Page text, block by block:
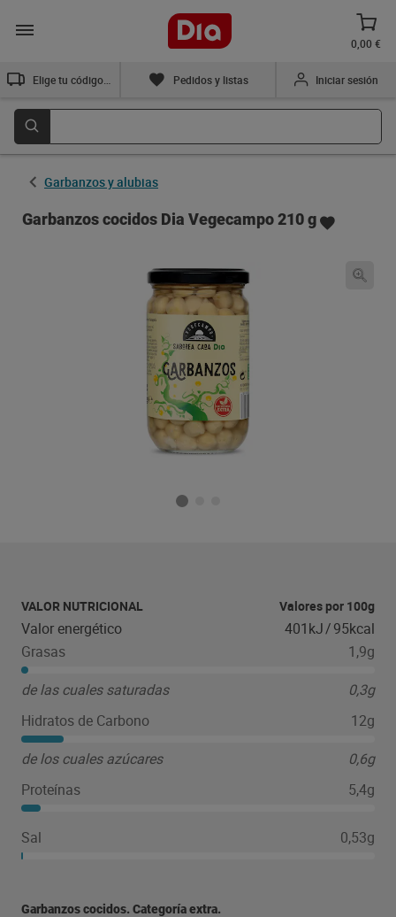
0,00 €
Pedidos y listas Iniciar sesión
Garbanzos y alubias
Garbanzos cocidos Dia Vegecampo 210 g
VALOR NUTRICIONAL Valores por 100g
Valor energético 401kJ/95kcal
Grasas
1,9g
de las cuales saturadas
0,3g
Hidratos de Carbono
12g
de los cuales azúcares
0,6g
Proteínas
5,4g
Sal 0,53g
Garbanzos cocidos. Categoría extra.